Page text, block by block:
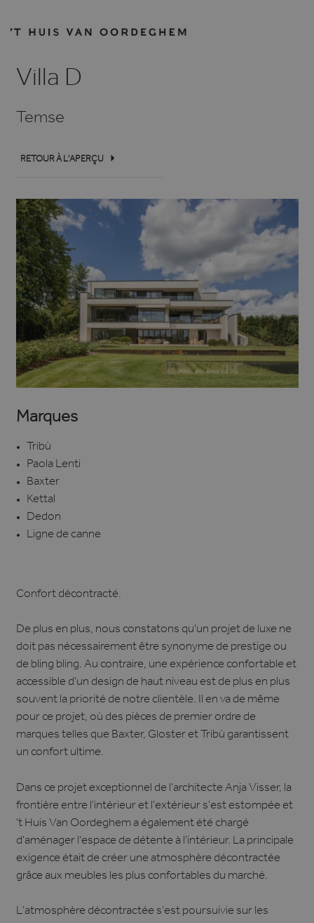
Villa D
Temse
RETOUR À L'APERÇU
Marques
Tribù
Paola Lenti
Baxter
Kettal
Dedon
Ligne de canne
Confort décontracté.
De plus en plus, nous constatons qu'un projet de luxe ne
doit pas nécessairement être synonyme de prestige ou
de bling bling. Au contraire, une expérience confortable et
accessible d'un design de haut niveau est de plus en plus
souvent la priorité de notre clientèle. Il en va de même
pour ce projet, où des pièces de premier ordre de
marques telles que Baxter, Gloster et Tribù garantissent
un confort ultime.
Dans ce projet exceptionnel de l'architecte Anja Visser, la
frontière entre l'intérieur et l'extérieur s'est estompée et
't Huis Van Oordeghem a également été chargé
d'aménager l'espace de détente à l'intérieur. La principale
exigence était de créer une atmosphère décontractée
grâce aux meubles les plus confortables du marché.
L'atmosphère décontractée s'est poursuivie sur les